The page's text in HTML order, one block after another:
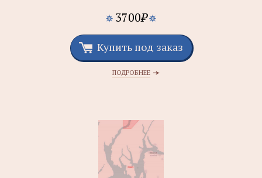
3700₽
Купить под заказ
ПОДРОБНЕЕ